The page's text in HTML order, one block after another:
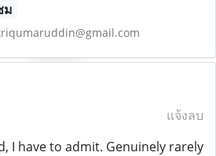
ม
แจ้งลบ
I have to admit. Genuinely rarely